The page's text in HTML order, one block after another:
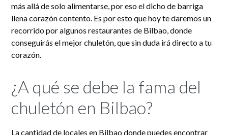
más allá de solo alimentarse, por eso el dicho de barriga
llena corazón contento. Es por esto que hoy te daremos un
recorrido por algunos restaurantes de Bilbao, donde
conseguirás el mejor chuletón, que sin duda irá directo a tu
corazón.
¿A qué se debe la fama del
chuletón en Bilbao?
La cantidad de locales en Bilbao donde puedes encontrar